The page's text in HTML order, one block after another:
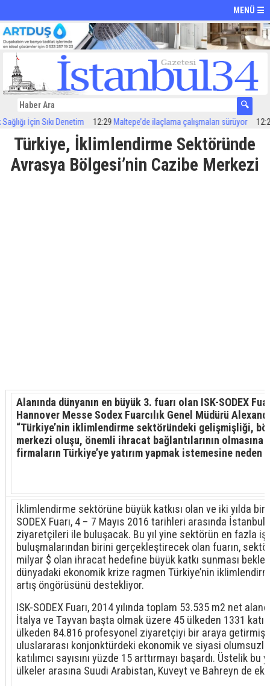
MENÜ ☰
İçin Sıkı Denetim 12:29 Maltepe’de ilaçlama çalışmaları sürüyor 12:24
Türkiye, İklimlendirme Sektöründe
Avrasya Bölgesi’nin Cazibe Merkezi
Alanında dünyanın en büyük 3. fuarı olan ISK-SODEX
Hannover Messe Sodex Fuarcılık Genel Müdürü
“Türkiye’nin iklimlendirme sektöründeki gelişmişliği,
merkezi oluşu, önemli ihracat bağlantılarının olmasına
firmaların Türkiye’ye yatırım yapmak istemesine neden
İklimlendirme sektörüne büyük katkısı olan ve iki yılda bir
SODEX Fuarı, 4 – 7 Mayıs 2016 tarihleri arasında İstanbul
ziyaretçileri ile buluşacak. Bu yıl yine sektörün en fazla
buluşmalarından birini gerçekleştirecek olan fuarın,
milyar $ olan ihracat hedefine büyük katkı sunması
dünyadaki ekonomik krize ragmen Türkiye’nin
artış öngörüsünü destekliyor.
ISK-SODEX Fuarı, 2014 yılında toplam 53.535 m2 net
İtalya ve Tayvan başta olmak üzere 45 ülkeden 1331
ülkeden 84.816 profesyonel ziyaretçiyi bir araya
uluslararası konjonktürdeki ekonomik ve siyasi
katılımcı sayısını yüzde 15 arttırmayı başardı. Üstelik bu
ülkeler arasına Suudi Arabistan, Kuveyt ve Bahreyn de